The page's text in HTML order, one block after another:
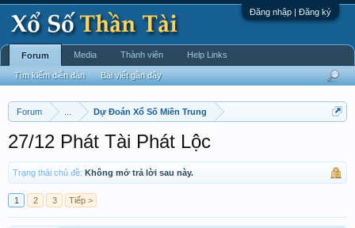
Đăng nhập | Đăng ký
Forum Dự Đoán Xổ Số Miền Trung
27/12 Phát Tài Phát Lộc
Trạng thái chủ đề: Không mở trả lời sau này.
1 2 3 Tiếp >
Forum
Tìm kiếm diễn đàn Bài viết gần đây
Media Thành viên Help Links